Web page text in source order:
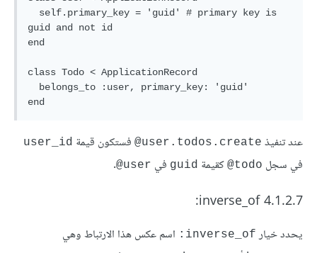
guid and not id
end
class Todo < ApplicationRecord
عند تنفيذ user.todos.create@ فستكون قيمة user_id
في سجل todo@ كقيمة guid في user@
.
4.1.2.7 inverse_of:
يحدد خيار inverse_of: اسم عكس هذا الارتباط وهي